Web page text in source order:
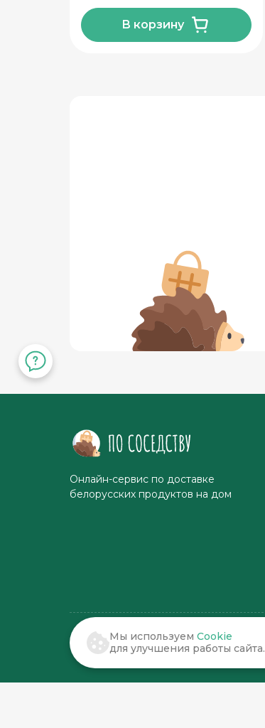
В корзину
Онлайн-сервис по доставке
белорусских продуктов на дом
© 2022-2026 . По соседству
Мы используем Cookie
для улучшения работы сайта.